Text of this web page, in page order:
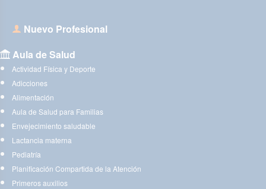
Nuevo Profesional
Aula de Salud
Actividad Física y Deporte
Adicciones
Alimentación
Aula de Salud para Familias
Envejecimiento saludable
Lactancia materna
Pediatría
Planificación Compartida de la Atención
Primeros auxilios